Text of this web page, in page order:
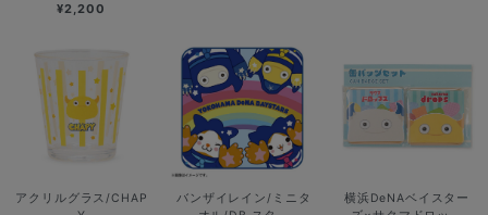
¥2,200
アクリルグラス/CHAP
バンザイレイン/ミニタ
横浜DeNAベイスター